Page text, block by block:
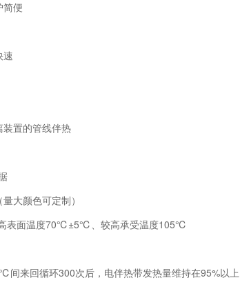
简便
速
置的管线伴热
大颜色可定制）
表面温度70℃±5℃、较高承受温度105℃
来回循环300次后，电伴热带发热量维持在95%以上